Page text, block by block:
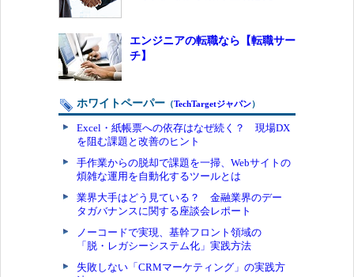
エンジニアの転職なら【転職サー
チ】
ホワイトペーパー （TechTargetジャパン）
Excel・紙帳票への依存はなぜ続く？ 現場DX
を阻む課題と改善のヒント
手作業からの脱却で課題を一掃、Webサイトの
煩雑な運用を自動化するツールとは
業界大手はどう見ている？ 金融業界のデー
タガバナンスに関する座談会レポート
ノーコードで実現、基幹フロント領域の
「脱・レガシーシステム化」実践方法
失敗しない「CRMマーケティング」の実践方